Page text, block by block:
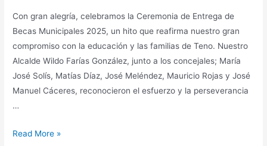
Con gran alegría, celebramos la Ceremonia de Entrega de
Becas Municipales 2025, un hito que reafirma nuestro gran
compromiso con la educación y las familias de Teno. Nuestro
Alcalde Wildo Farías González, junto a los concejales; María
José Solís, Matías Díaz, José Meléndez, Mauricio Rojas y José
Manuel Cáceres, reconocieron el esfuerzo y la perseverancia
…
Read More »